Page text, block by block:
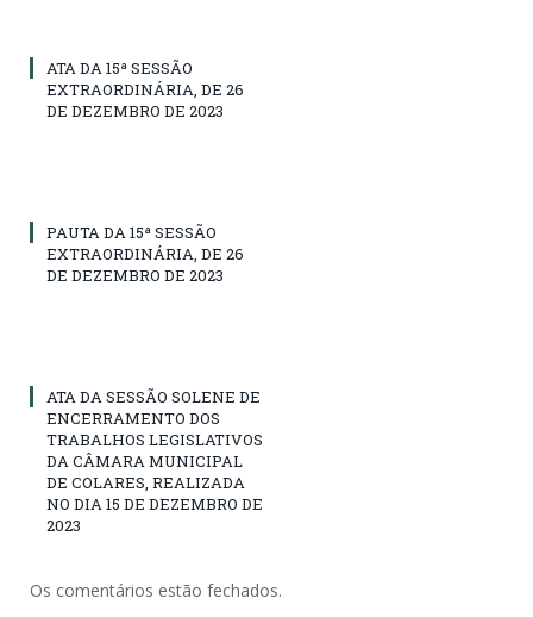
ATA DA 15ª SESSÃO
EXTRAORDINÁRIA, DE 26
DE DEZEMBRO DE 2023
PAUTA DA 15ª SESSÃO
EXTRAORDINÁRIA, DE 26
DE DEZEMBRO DE 2023
ATA DA SESSÃO SOLENE DE
ENCERRAMENTO DOS
TRABALHOS LEGISLATIVOS
DA CÂMARA MUNICIPAL
DE COLARES, REALIZADA
NO DIA 15 DE DEZEMBRO DE
2023
Os comentários estão fechados.